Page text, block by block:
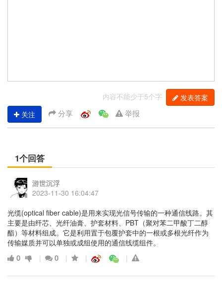
内容不能少于5个字
发表答案
关注
分享 举报
1个回答
游世沉浮
2023-11-30 16:04:47
光缆(optical fiber cable)是用来实现光信号传输的一种通信线路。其
主要是由纤芯、光纤油膏、护套材料、PBT（聚对苯二甲酸丁二醇
酯）等材料组成。它是利用置于包覆护套中的一根或多根光纤作为
传输媒质并可以单独或成组使用的通信线缆组件。
0 | 0 | | |